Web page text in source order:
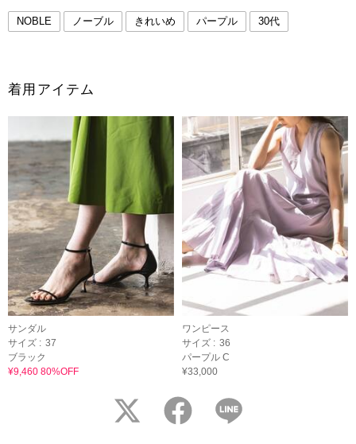
NOBLE ノーブル きれいめ パープル 30代
着用アイテム
サンダル
サイズ : 37
ブラック
¥9,460 80%OFF
ワンピース
サイズ : 36
パープル C
¥33,000
twitter facebook